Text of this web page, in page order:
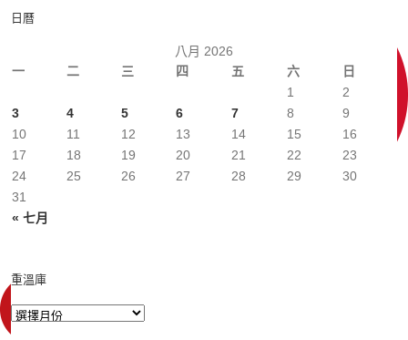
日曆
八月 2026
一
二 三 四 五 六 日
« 七月
1
2
3
4 5 6 7 8
9
10
11 12 13 14 15
16
17
18 19 20 21 22
23
24
25 26 27 28 29
30
31
重溫庫